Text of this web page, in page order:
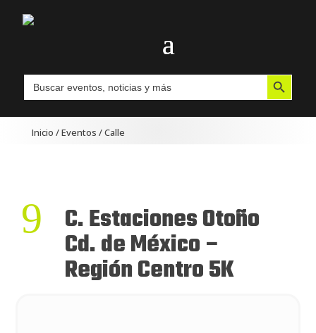
Buscar: Botón de búsqueda
Inicio /Eventos /Calle
9 C. Estaciones Otoño
Cd. de México –
Región Centro 5K